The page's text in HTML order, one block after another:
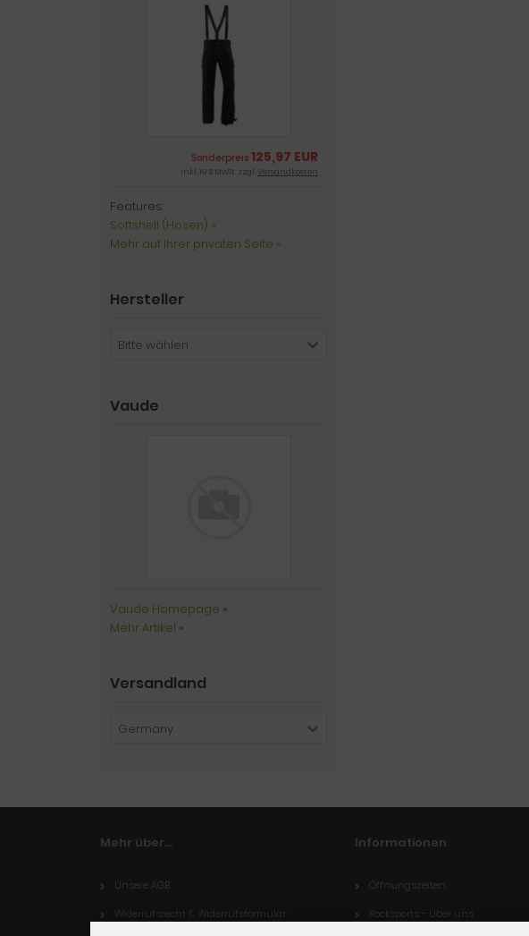
Sonderpreis 125,97 EUR
inkl. 19 % MwSt. zzgl.Versandkosten
Features:
Softshell (Hosen) »
Mehr auf Ihrer privaten Seite »
Hersteller
Bitte wählen
Vaude
Vaude Homepage »
Mehr Artikel »
Versandland
Germany
Mehr über...
Unsere AGB
Widerrufsrecht & Widerrufsformular
Informationen
Öffnungszeiten
Rocksports - Über uns